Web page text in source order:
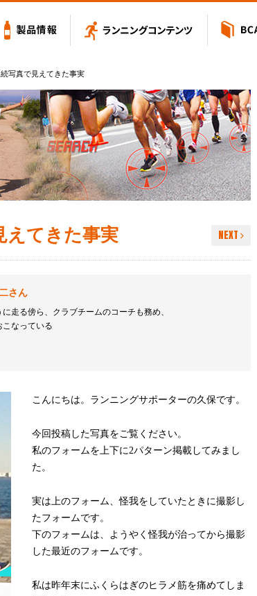
リュー
写真で見えてきた事実
えてきた事実 NEXT
さん
走る傍ら、クラブチームのコーチも務め、
なっている
こんにちは。ランニングサポーターの久保です。
今回投稿した写真をご覧ください。
私のフォームを上下に2パターン掲載してみまし
た。
実は上のフォーム、怪我をしていたときに撮影し
たフォームです。
下のフォームは、ようやく怪我が治ってから撮影
した最近のフォームです。
私は昨年末にふくらはぎのヒラメ筋を痛めてしま